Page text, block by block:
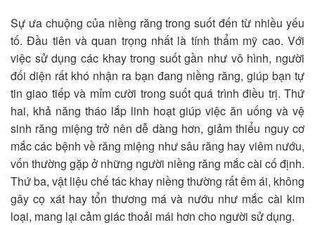
Sự ưa chuộng của niềng răng trong suốt đến từ nhiều yếu
tố. Đầu tiên và quan trọng nhất là tính thẩm mỹ cao. Với
việc sử dụng các khay trong suốt gần như vô hình, người
đối diện rất khó nhận ra bạn đang niềng răng, giúp bạn tự
tin giao tiếp và mỉm cười trong suốt quá trình điều trị. Thứ
hai, khả năng tháo lắp linh hoạt giúp việc ăn uống và vệ
sinh răng miệng trở nên dễ dàng hơn, giảm thiểu nguy cơ
mắc các bệnh về răng miệng như sâu răng hay viêm nướu,
vốn thường gặp ở những người niềng răng mắc cài cố định.
Thứ ba, vật liệu chế tác khay niềng thường rất êm ái, không
gây cọ xát hay tổn thương má và nướu như mắc cài kim
loại, mang lại cảm giác thoải mái hơn cho người sử dụng.